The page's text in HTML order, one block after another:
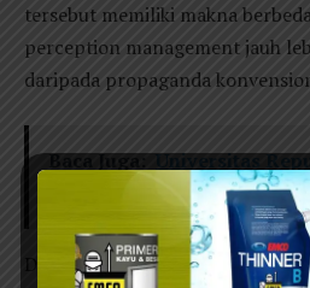
tersebut memiliki makna
perception management jauh
daripada propaganda
Baca Juga: Universitas
Ironi "Pabrik Sarjana
Dalam literatur NATO dan CIA